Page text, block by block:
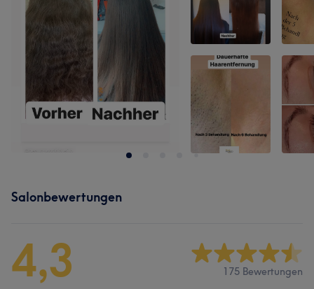
Salonbewertungen
4,3 175 Bewertungen